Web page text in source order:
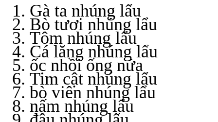
Gà ta nhúng lẩu
Bò tươi nhúng lẩu
Tôm nhúng lẩu
Cá lăng nhúng lẩu
ốc nhồi ống nứa
Tim cật nhúng lẩu
bò viên nhúng lẩu
nấm nhúng lẩu